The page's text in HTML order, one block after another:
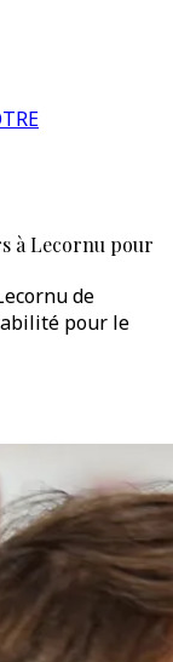
à Lecornu pour
de
pour le